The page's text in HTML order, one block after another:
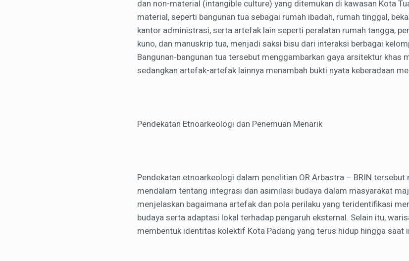
dan non-material (intangible culture) yang ditemukan di kawasan Kota
material, seperti bangunan tua sebagai rumah ibadah, rumah tinggal,
kantor administrasi, serta artefak lain seperti peralatan rumah tangga,
kuno, dan manuskrip tua, menjadi saksi bisu dari interaksi berbagai
Bangunan-bangunan tua tersebut menggambarkan gaya arsitektur khas
sedangkan artefak-artefak lainnya menambah bukti nyata keberadaan
Pendekatan Etnoarkeologi dan Penemuan Menarik
Pendekatan etnoarkeologi dalam penelitian OR Arbastra – BRIN
mendalam tentang integrasi dan asimilasi budaya dalam masyarakat
menjelaskan bagaimana artefak dan pola perilaku yang teridentifikasi
budaya serta adaptasi lokal terhadap pengaruh eksternal. Selain itu,
membentuk identitas kolektif Kota Padang yang terus hidup hingga saat